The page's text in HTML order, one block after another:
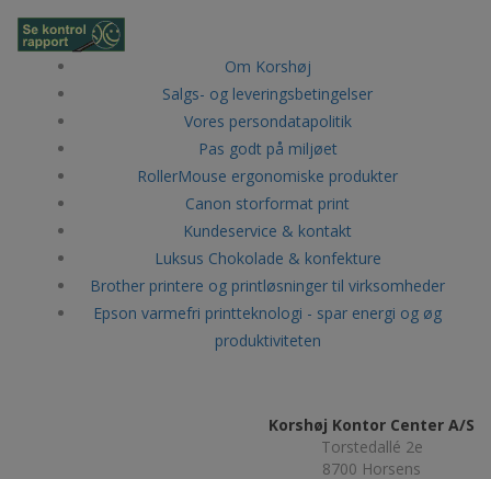
Om Korshøj
Salgs- og leveringsbetingelser
Vores persondatapolitik
Pas godt på miljøet
RollerMouse ergonomiske produkter
Canon storformat print
Kundeservice & kontakt
Luksus Chokolade & konfekture
Brother printere og printløsninger til virksomheder
Epson varmefri printteknologi - spar energi og øg
produktiviteten
Korshøj Kontor Center A/S
Torstedallé 2e
8700 Horsens